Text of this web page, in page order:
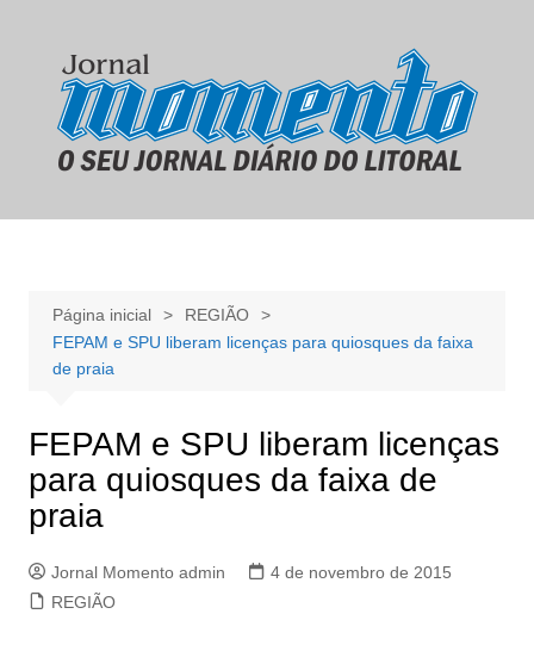
conteúdo
Página inicial
REGIÃO
FEPAM e SPU liberam licenças para quiosques da faixa
de praia
FEPAM e SPU liberam licenças
para quiosques da faixa de
praia
Jornal Momento admin
4 de novembro de 2015
REGIÃO